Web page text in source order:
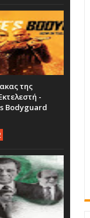
της
-
Bodyguard